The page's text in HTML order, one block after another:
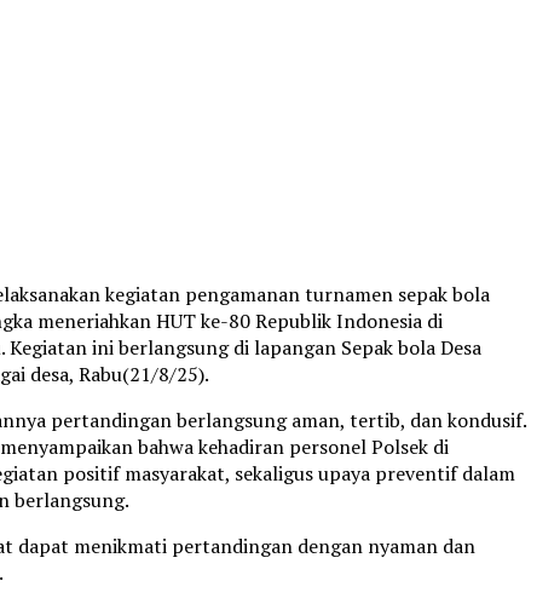
kegiatan pengamanan turnamen sepak bola
meneriahkan HUT ke-80 Republik Indonesia di
ini berlangsung di lapangan Sepak bola Desa
desa, Rabu(21/8/25).
pertandingan berlangsung aman, tertib, dan kondusif.
bahwa kehadiran personel Polsek di
positif masyarakat, sekaligus upaya preventif dalam
berlangsung.
dapat menikmati pertandingan dengan nyaman dan